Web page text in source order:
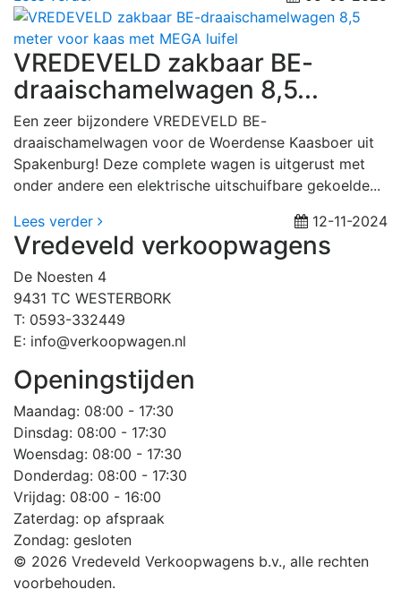
VREDEVELD zakbaar BE-
draaischamelwagen 8,5...
Een zeer bijzondere VREDEVELD BE-
draaischamelwagen voor de Woerdense Kaasboer uit
Spakenburg! Deze complete wagen is uitgerust met
onder andere een elektrische uitschuifbare gekoelde...
Lees verder
12-11-2024
Vredeveld verkoopwagens
De Noesten 4
9431 TC WESTERBORK
T: 0593-332449
E: info@verkoopwagen.nl
Openingstijden
Maandag: 08:00 - 17:30
Dinsdag: 08:00 - 17:30
Woensdag: 08:00 - 17:30
Donderdag: 08:00 - 17:30
Vrijdag: 08:00 - 16:00
Zaterdag: op afspraak
Zondag: gesloten
© 2026 Vredeveld Verkoopwagens b.v., alle rechten
voorbehouden.